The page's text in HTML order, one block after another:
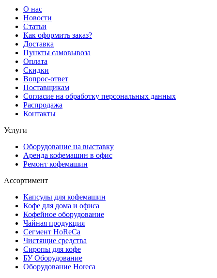
О нас
Новости
Статьи
Как оформить заказ?
Доставка
Пункты самовывоза
Оплата
Скидки
Вопрос-ответ
Поставщикам
Согласие на обработку персональных данных
Распродажа
Контакты
Услуги
Оборудование на выставку
Аренда кофемашин в офис
Ремонт кофемашин
Ассортимент
Капсулы для кофемашин
Кофе для дома и офиса
Кофейное оборудование
Чайная продукция
Сегмент HoReCa
Чистящие средства
Сиропы для кофе
БУ Оборудование
Оборудование Horeca